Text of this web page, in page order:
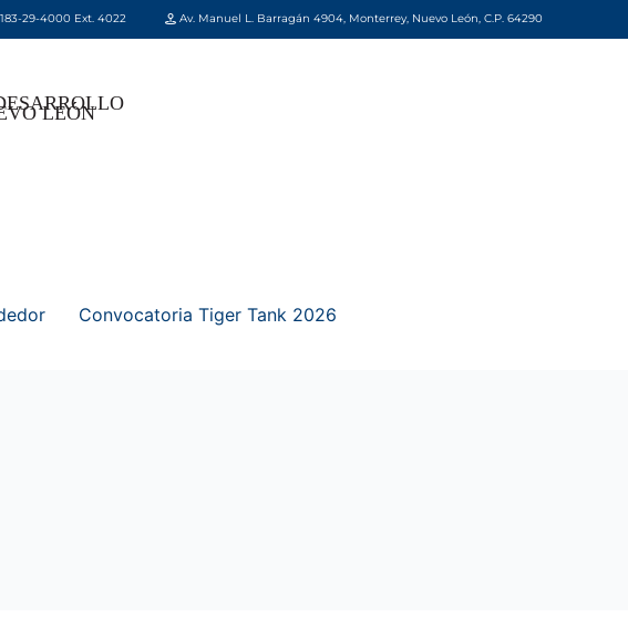
29-4000 Ext. 4022 Av. Manuel L. Barragán 4904, Monterrey, Nuevo León, C.P. 64290
LEÓN
Convocatoria Tiger Tank 2026